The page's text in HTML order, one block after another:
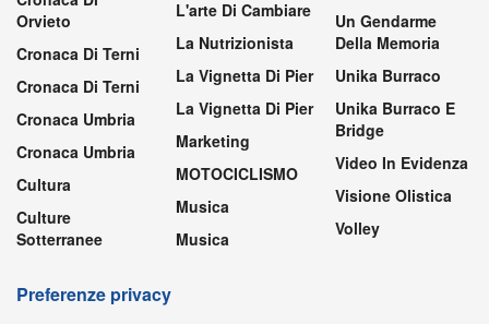
Orvieto
Cronaca Di Terni
Cronaca Di Terni
Cronaca Umbria
Cronaca Umbria
Cultura
Culture
Sotterranee
L'arte Di Cambiare
La Nutrizionista
La Vignetta Di Pier
La Vignetta Di Pier
Marketing
MOTOCICLISMO
Musica
Musica
Un Gendarme
Della Memoria
Unika Burraco
Unika Burraco E
Bridge
Video In Evidenza
Visione Olistica
Volley
Preferenze privacy